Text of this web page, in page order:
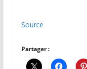
Source
Partager :